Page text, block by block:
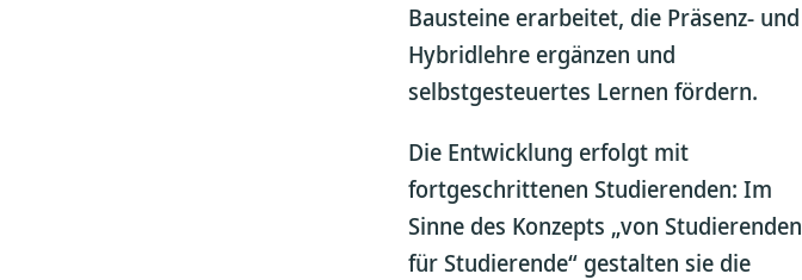
Bausteine erarbeitet, die Präsenz- und
Hybridlehre ergänzen und
selbstgesteuertes Lernen fördern.
Die Entwicklung erfolgt mit
fortgeschrittenen Studierenden: Im
Sinne des Konzepts „von Studierenden
für Studierende“ gestalten sie die